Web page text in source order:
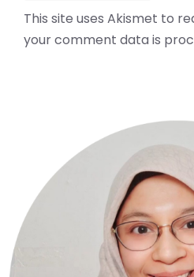
This site uses Akismet to
your comment data is